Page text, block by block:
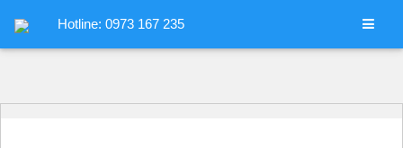
Hotline: 0973 167 235